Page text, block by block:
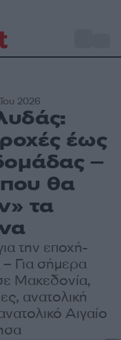
2026
έως
–
θα
τα
την εποχή-
Για σήμερα
Μακεδονία,
ανατολική
Αιγαίο